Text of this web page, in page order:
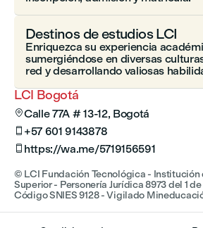
LCI Bogotá
Calle 77A # 13-12, Bogotá
 +57 601 9143878
 https://wa.me/5719156591
Destinos de estudios LCI
Enriquezca su experiencia
sumergiéndose en diversas
red y desarrollando valiosas
© LCI Fundación Tecnológica - Institución
Superior - Personería Jurídica 8973 del 1
Código SNIES 9128 - Vigilado